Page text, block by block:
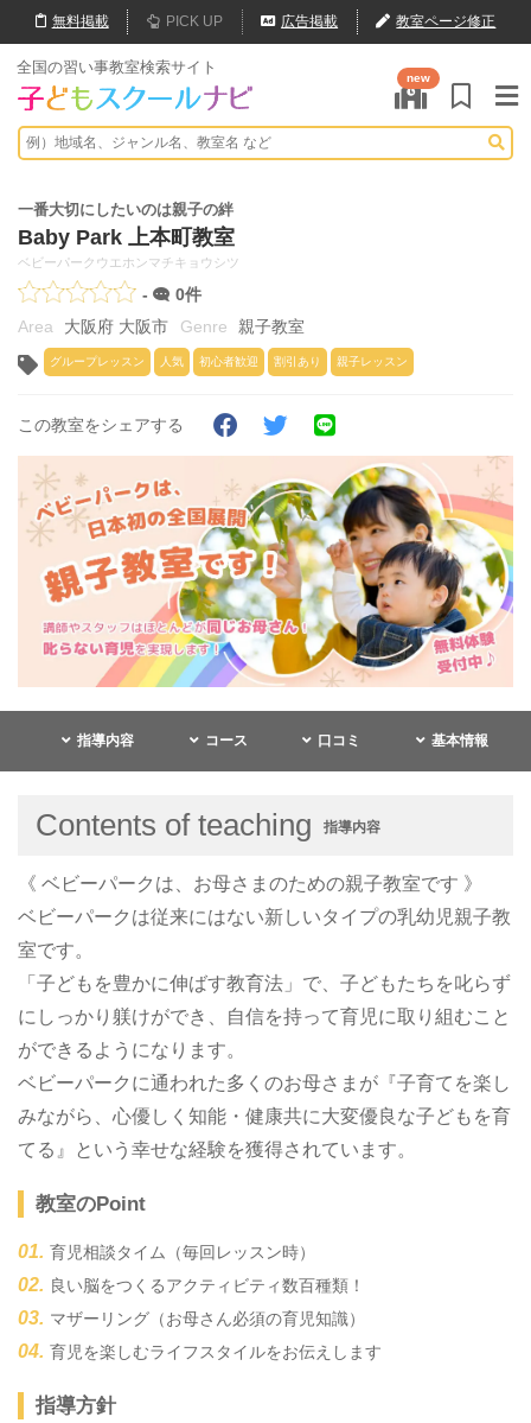
無料掲載 PICK UP 広告掲載 教室ページ修正
全国の習い事教室検索サイト
new
一番大切にしたいのは親子の絆
Baby Park 上本町教室
ベビーパークウエホンマチキョウシツ
-
0件
大阪府 大阪市
親子教室
グループレッスン 人気 初心者歓迎 割引あり 親子レッスン
この教室をシェアする
指導内容 コース 口コミ 基本情報
Contents of teaching 指導内容
《 ベビーパークは、お母さまのための親子教室です 》
ベビーパークは従来にはない新しいタイプの乳幼児親子教
室です。
「子どもを豊かに伸ばす教育法」で、子どもたちを叱らず
にしっかり躾けができ、自信を持って育児に取り組むこと
ができるようになります。
ベビーパークに通われた多くのお母さまが『子育てを楽し
みながら、心優しく知能・健康共に大変優良な子どもを育
てる』という幸せな経験を獲得されています。
教室のPoint
育児相談タイム（毎回レッスン時）
良い脳をつくるアクティビティ数百種類！
マザーリング（お母さん必須の育児知識）
育児を楽しむライフスタイルをお伝えします
指導方針